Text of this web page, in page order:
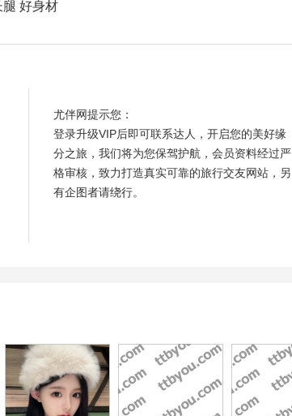
好身材
尤伴网提示您：
登录升级VIP后即可联系达人，开启您的美好缘
分之旅，我们将为您保驾护航，会员资料经过严
格审核，致力打造真实可靠的旅行交友网站，另
有企图者请绕行。